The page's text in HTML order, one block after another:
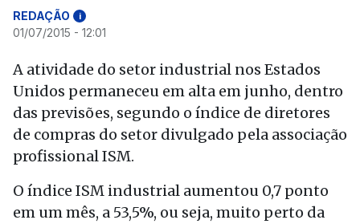
REDAÇÃO i
01/07/2015 - 12:01
A atividade do setor industrial nos Estados
Unidos permaneceu em alta em junho, dentro
das previsões, segundo o índice de diretores
de compras do setor divulgado pela associação
profissional ISM.
O índice ISM industrial aumentou 0,7 ponto
em um mês, a 53,5%, ou seja, muito perto da